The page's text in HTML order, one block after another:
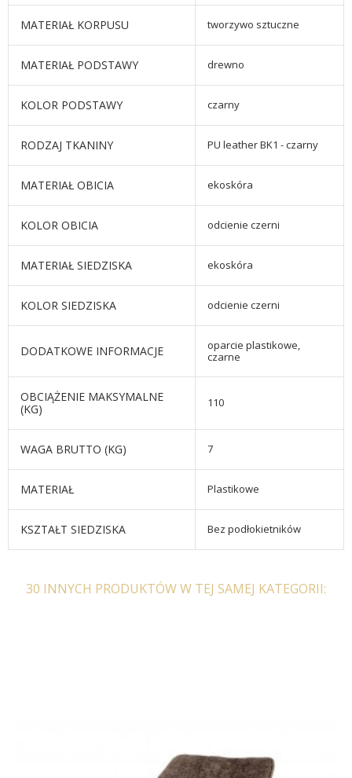
MATERIAŁ KORPUSU tworzywo sztuczne
MATERIAŁ PODSTAWY drewno
KOLOR PODSTAWY czarny
RODZAJ TKANINY PU leather BK1 - czarny
MATERIAŁ OBICIA ekoskóra
KOLOR OBICIA odcienie czerni
MATERIAŁ SIEDZISKA ekoskóra
KOLOR SIEDZISKA odcienie czerni
DODATKOWE INFORMACJE
oparcie plastikowe,
czarne
OBCIĄŻENIE MAKSYMALNE
(KG)
110
WAGA BRUTTO (KG) 7
MATERIAŁ Plastikowe
KSZTAŁT SIEDZISKA Bez podłokietników
30 INNYCH PRODUKTÓW W TEJ SAMEJ KATEGORII: